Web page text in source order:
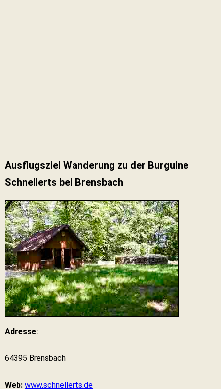
Ausflugsziel Wanderung zu der Burguine
Schnellerts bei Brensbach
Adresse:
64395 Brensbach
Web: www.schnellerts.de